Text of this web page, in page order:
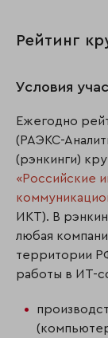
Рейтинг
Условия
Ежегодно
(РАЭКС-
(рэнкинги)
«Российские
ИКТ). В
любая
территории
работы в ИТ-